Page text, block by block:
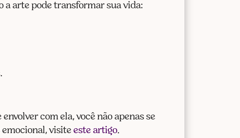
a arte pode transformar sua vida:
envolver com ela, você não apenas se
emocional, visite este artigo.